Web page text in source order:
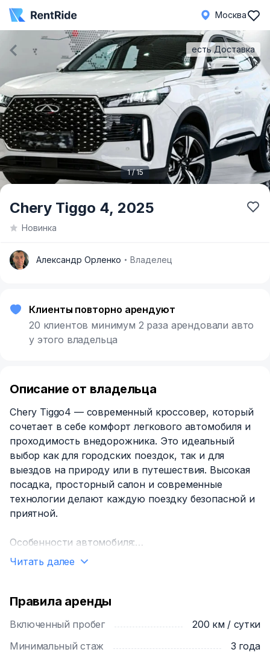
Москва
Item
1 / 15
есть Доставка
Chery Tiggo 4, 2025
Новинка
А Александр Орленко Владелец
Клиенты повторно арендуют
20 клиентов минимум 2 раза арендовали авто
у этого владельца
Описание от владельца
Chery Tiggo4 — современный кроссовер, который
сочетает в себе комфорт легкового автомобиля и
проходимость внедорожника. Это идеальный
выбор как для городских поездок, так и для
выездов на природу или в путешествия. Высокая
посадка, просторный салон и современные
технологии делают каждую поездку безопасной и
приятной.
Особенности автомобиля:
✅ Высокий дорожный просвет для уверенной езды
регулировками
Bluetooth, USB и Apple CarPlay/Android Auto
✅ Климат-контроль для комфортного
Читать далее
Правила аренды
Включенный пробег
200 км / сутки
Минимальный стаж
3 года